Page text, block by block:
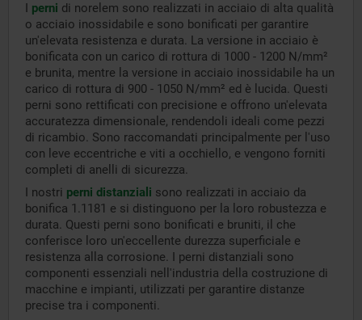
I perni di norelem sono realizzati in acciaio di alta qualità
o acciaio inossidabile e sono bonificati per garantire
un'elevata resistenza e durata. La versione in acciaio è
bonificata con un carico di rottura di 1000 - 1200 N/mm²
e brunita, mentre la versione in acciaio inossidabile ha un
carico di rottura di 900 - 1050 N/mm² ed è lucida. Questi
perni sono rettificati con precisione e offrono un'elevata
accuratezza dimensionale, rendendoli ideali come pezzi
di ricambio. Sono raccomandati principalmente per l'uso
con leve eccentriche e viti a occhiello, e vengono forniti
completi di anelli di sicurezza.
I nostri perni distanziali sono realizzati in acciaio da
bonifica 1.1181 e si distinguono per la loro robustezza e
durata. Questi perni sono bonificati e bruniti, il che
conferisce loro un'eccellente durezza superficiale e
resistenza alla corrosione. I perni distanziali sono
componenti essenziali nell'industria della costruzione di
macchine e impianti, utilizzati per garantire distanze
precise tra i componenti.